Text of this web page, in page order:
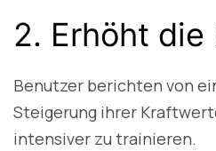
2. Erhöht die
Benutzer berichten von
Steigerung ihrer
intensiver zu trainieren.